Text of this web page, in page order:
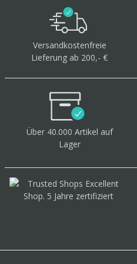
Versandkostenfreie
Lieferung ab 200,- €
Über 40.000 Artikel auf
Lager